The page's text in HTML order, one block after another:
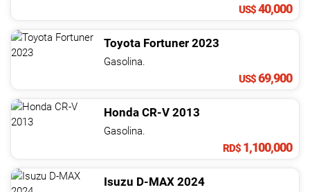
US$40,000
Toyota Fortuner 2023
Gasolina.
US$69,900
Honda CR-V 2013
Gasolina.
RD$ 1,100,000
Isuzu D-MAX 2024